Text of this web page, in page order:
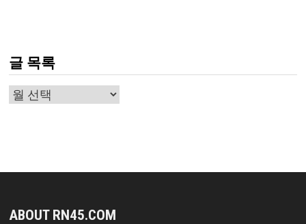
글 목록
글
ABOUT RN45.COM